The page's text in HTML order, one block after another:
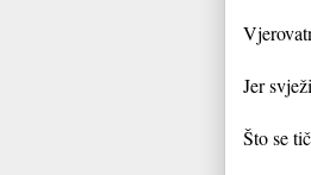
Jer
Što se